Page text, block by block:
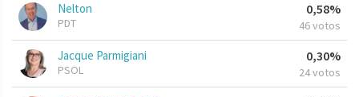
Nelton
PDT
0,58%
46 votos
Jacque Parmigiani
PSOL
0,30%
24 votos